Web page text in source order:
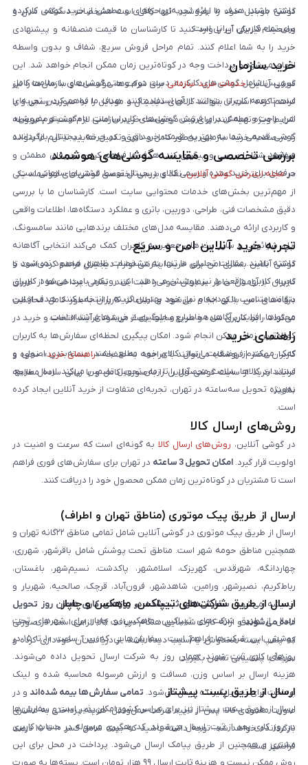
داشته باشند. هدف ما ارائه تجربه‌ای حرفه‌ای و مطمئن از خرید گوشی کارکرده
برای تمام کاربران ایرانی است.
گوشی موبایل خود را بفروشید. تنها کافی است مشخصات دستگاه، مدل و
وضعیت فیزیکی آن را وارد کنید تا کارشناسان ما قیمت منصفانه و پیشنهادی
خرید را به شما اعلام کنند. تمام مراحل فروش سریع، شفاف و بدون واسطه
انجام می‌شود و پرداخت وجه در کوتاه‌ترین زمان ممکن انجام خواهد شد. این
سرویس شامل گوشی‌های کارکرده، دست دوم و حتی گوشی‌های با سلامت کامل
است تا همه کاربران بتوانند از آن استفاده کنند. هدف ما فراهم کردن تجربه‌ای
امن، راحت و مطمئن برای فروش گوشی‌های کاربران است. با «گوشیتو بفروش»،
گوشی قدیمی شما به بهترین قیمت خریداری و در چرخه دیجیتال بازگردانده
می‌شود.
خرید سازمان
گوشی آنلاینخدمات خرید سازمانیبرای شرکت‌ها، مؤسسات و سازمان‌ها را نیز
فراهم کرده است تا بتوانند کالاهای دیجیتال و موبایل را به صورت رسمی و با
شرایط ویژه تهیه کنند. برای ثبت درخواست خرید سازمانی لازم است فرم مربوطه
را در صفحه خرید سازمانی به‌طور کامل و دقیق تکمیل نمایید تا تیم ما بتواند
سفارش شما را بررسی و پیگیری کند. هدف ما فراهم کردن تجربه‌ای مطمئن و
حرفه‌ای برای خرید عمده و رسمی کالای دیجیتال توسط مشتریان سازمانی است.
بررسی تخصصی و مقایسه گوشی‌های هوشمند
درمجله اینترنتی گوشی آنلاین، نقد و بررسی تخصصی گوشی‌های هوشمند یکی
از مهم‌ترین بخش‌های خدمات محتوایی سایت است. کارشناسان ما با بررسی
دقیق مشخصات فنی، طراحی، دوربین، باتری و عملکرد دستگاه‌ها، اطلاعات واقعی
و کاربردی ارائه می‌دهند. مقایسه مدل‌های مختلف برندهایی مانند سامسونگ،
اپل، شیائومی و سایر برندهای معتبر به کاربران کمک می‌کند انتخابی آگاهانه
داشته باشند. مقالات تحلیلی ما تنها به مشخصات ظاهری محدود نمی‌شود و
تجربه کاربری واقعی را نیز پوشش می‌دهد. این رویکرد باعث می‌شود کاربران
بتوانند متناسب با بودجه و نیاز خود بهترین گزینه را انتخاب کنند. هدف از این
محتواها، افزایش آگاهی مخاطبان و جلوگیری از خریدهای اشتباه است.
تجربه خرید آنلاین امن و سریع
گوشی آنلاین بستری امن برای خرید اینترنتی لوازم دیجیتال فراهم کرده است تا
کاربران با آرامش خاطر سفارش خود را ثبت کنند. تمامی پرداخت‌ها از طریق
درگاه‌های امن بانکی انجام می‌شود و اطلاعات کاربران به‌طور کامل محافظت
می‌گردد. رابط کاربری ساده و سریع سایت باعث می‌شود فرآیند انتخاب و خرید در
کوتاه‌ترین زمان ممکن انجام شود. امکان پیگیری لحظه‌ای سفارش‌ها به کاربران
کمک می‌کند از وضعیت ارسال کالای خود مطلع باشند. بسته‌بندی اصولی و
استاندارد کالاها، سلامت محصول را تا زمان تحویل تضمین می‌کند. ارسال سریع،
به‌ویژه تحویل سه‌ساعته در تهران، تجربه‌ای متفاوت از خرید آنلاین ایجاد کرده
است.
راهنمای خرید
کاربران محترم فروشگاه می‌توانند با مراجعه به صفحه «راهنمای خرید»، نحوه و
فرایند خرید از سایت گوشی آنلاین را به‌صورت کامل و با زبانی ساده مطالعه
نمایند.
روش‌های ارسال کالا
در گوشی آنلاین، روش‌های ارسال کالا به گونه‌ای است که سرعت و امنیت در
اولویت قرار گیرد. امکان تحویل 3 ساعته
در تهران برای سفارش‌های فوری فراهم
است تا مشتریان در کوتاه‌ترین زمان ممکن محصول خود را دریافت کنند.
ارسال از طریق پیک موتوری (مناطق تهران و اطراف)
ارسال از طریق پیک موتوری در گوشی آنلاین شامل تمامی مناطق ۲۲گانه تهران و
همچنین مناطق حومه شهر است. مناطق تحت پوشش شامل باقرشهر، شهرری،
چهاردانگه، شهرقدس، کهریزک، اسلامشهر، پاکدشت، نسیم‌شهر، باغستان،
رباط‌کریم، نصیرشهر، ورامین، شاهدشهر، فرون‌آباد، قرچک، صالحیه، شهریار و
اندیشه می‌شود. سفارش‌های ثبت‌شده در روزهای کاری همان روز تحویل
داده می‌شوندو ارائه کارت شناسایی هنگام دریافت کالا الزامی است. در صورتی
که پلمپ بسته مخدوش یا آسیب دیده باشد، از دریافت آن خودداری کرده و
سریعاً با پشتیبانی تماس بگیرید.
ارسال از طریق شرکت‌های تیپاکس، ماهکس و چاپار
ارسال از طریق شرکت‌های تیپاکس، ماهکس و چاپار برای شهرهای تحت
پوشش این شرکت‌ها فراهم است. سفارش‌هایی که بین ساعت ۱۰ تا ۱۵ در
روزهای کاری ثبت شوند، همان روز به شرکت ارسال تحویل داده می‌شوند.
هزینه ارسال بر اساس وزن، مسافت و ارزش مرسوله محاسبه شده و لینک
پرداخت برای تحویل‌گیرنده ارسال می‌شود. تمامی سفارش‌ها بیمه شده‌اند و در
صورت مفقودی کالا، پس از تایید شرکت حمل‌ونقل، هزینه پرداختی به مشتری
بازگردانده خواهد شد. توجه داشته باشید که بیمه شامل کسر ۱۰ تا ۱۵ درصد
فرانشیز است.
ارسال از طریق پست پیشتاز
ارسال از طریق پست پیشتاز نیز برای سراسر کشور امکان‌پذیر است و سفارش‌ها
در روز کاری بعد از ثبت، ارسال می‌شوند. کد رهگیری مرسوله در حساب کاربری
مشتری و همچنین از طریق پیامک ارسال می‌شود. پرداخت در محل برای این
روش ممکن نیست و هزینه ثابت ارسال ۹۹ هزار تومان است. بسته‌ها به صورت